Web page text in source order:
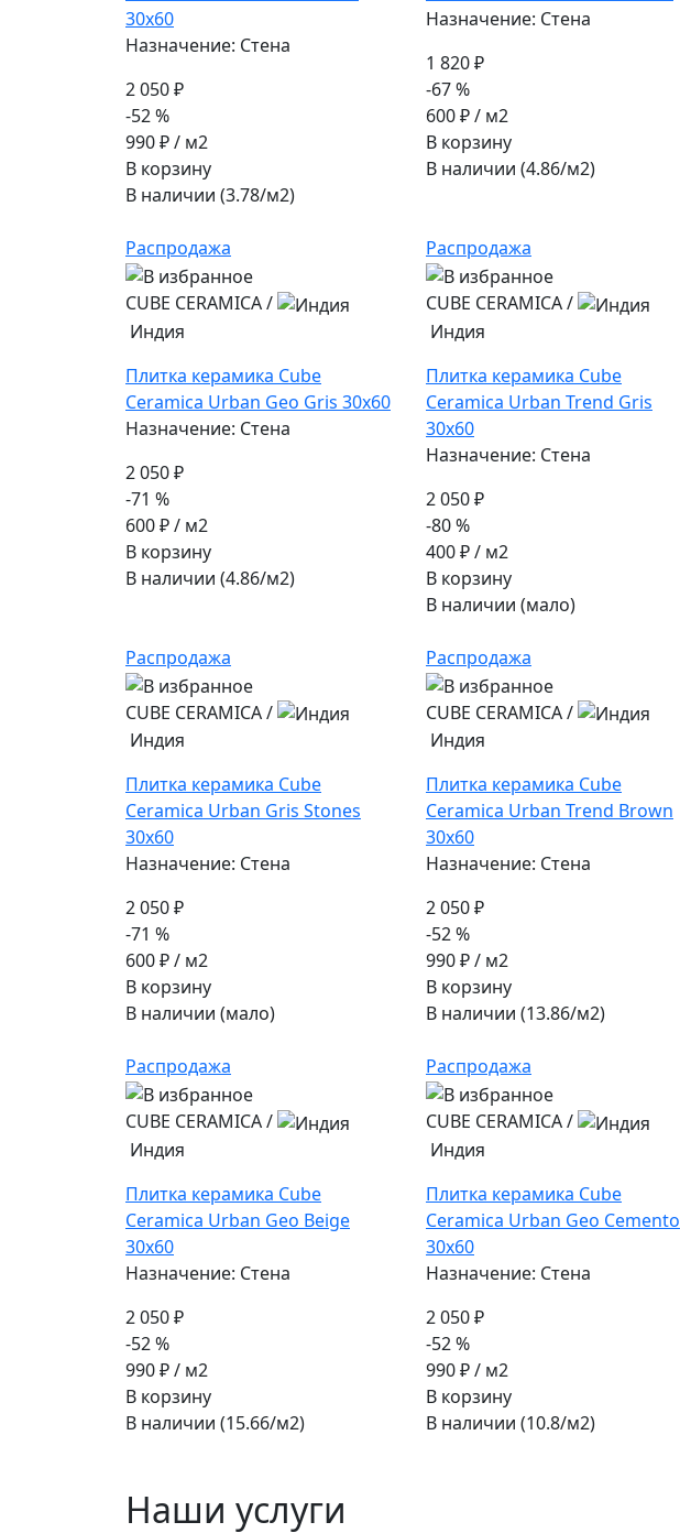
30x60
Назначение: Стена
2 050 ₽
-52 %
990 ₽/ м2
В корзину
В наличии (3.78/м2)
Назначение: Стена
1 820 ₽
-67 %
600 ₽/ м2
В корзину
В наличии (4.86/м2)
Распродажа
CUBE CERAMICA/
Индия
Плитка керамика Cube
Ceramica Urban Geo Gris 30x60
Назначение: Стена
2 050 ₽
-71 %
600 ₽/ м2
В корзину
В наличии (4.86/м2)
Распродажа
CUBE CERAMICA/
Индия
Плитка керамика Cube
Ceramica Urban Trend Gris
30x60
Назначение: Стена
2 050 ₽
-80 %
400 ₽/ м2
В корзину
В наличии (мало)
Распродажа
CUBE CERAMICA/
Индия
Плитка керамика Cube
Ceramica Urban Gris Stones
30x60
Назначение: Стена
2 050 ₽
-71 %
600 ₽/ м2
В корзину
В наличии (мало)
Распродажа
CUBE CERAMICA/
Индия
Плитка керамика Cube
Ceramica Urban Trend Brown
30x60
Назначение: Стена
2 050 ₽
-52 %
990 ₽/ м2
В корзину
В наличии (13.86/м2)
Распродажа
CUBE CERAMICA/
Индия
Плитка керамика Cube
Ceramica Urban Geo Beige
30x60
Назначение: Стена
2 050 ₽
-52 %
990 ₽/ м2
В корзину
В наличии (15.66/м2)
Распродажа
CUBE CERAMICA/
Индия
Плитка керамика Cube
Ceramica Urban Geo Cemento
30x60
Назначение: Стена
2 050 ₽
-52 %
990 ₽/ м2
В корзину
В наличии (10.8/м2)
Наши услуги